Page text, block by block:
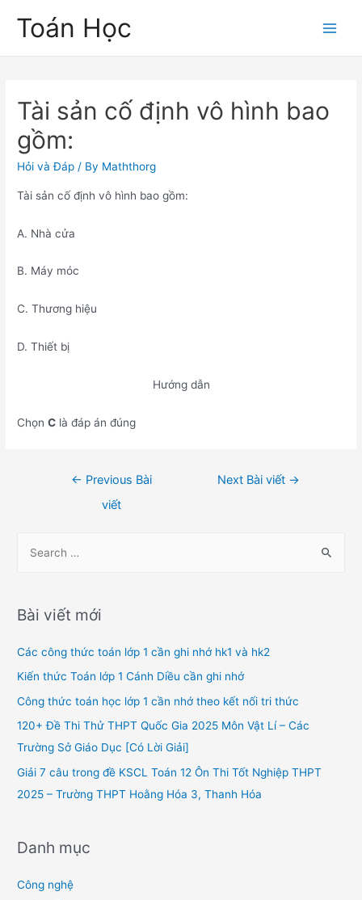
Toán Học
Tài sản cố định vô hình bao
gồm:
Hỏi và Đáp / By Maththorg
Tài sản cố định vô hình bao gồm:
A. Nhà cửa
B. Máy móc
C. Thương hiệu
D. Thiết bị
Hướng dẫn
ChọnC là đáp án đúng
← Previous Bài
viết
Next Bài viết →
r
h
f
o
Bài viết mới
Các công thức toán lớp 1 cần ghi nhớ hk1 và hk2
Kiến thức Toán lớp 1 Cánh Diều cần ghi nhớ
Công thức toán học lớp 1 cần nhớ theo kết nối tri thức
120+ Đề Thi Thử THPT Quốc Gia 2025 Môn Vật Lí – Các
Trường Sở Giáo Dục [Có Lời Giải]
Giải 7 câu trong đề KSCL Toán 12 Ôn Thi Tốt Nghiệp THPT
2025 – Trường THPT Hoằng Hóa 3, Thanh Hóa
Danh mục
Công nghệ